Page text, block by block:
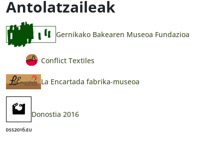
Antolatzaileak
Gernikako Bakearen Museoa Fundazioa
Conflict Textiles
La Encartada fabrika-museoa
Donostia 2016